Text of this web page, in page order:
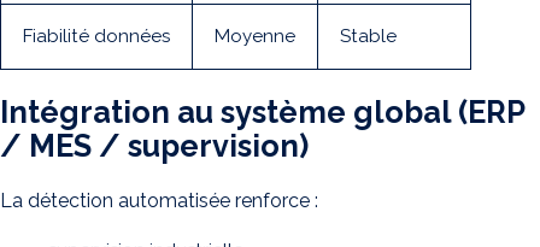
Fiabilité données Moyenne Stable
Intégration au système global (ERP
/ MES / supervision)
La détection automatisée renforce :